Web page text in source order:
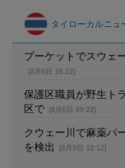
タイローカルニュ
プーケットでスウェ
(8月6日 16:22)
保護区職員が野生ト
区で
(8月6日 09:22)
クウェー川で麻薬パ
を検出
(8月5日 12:12)